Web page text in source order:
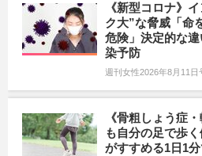
《新型コロナ》
ク大”な脅威「命
危険」決定的な
染予防
週刊女性2026年8月11日
《骨粗しょう症
も自分の足で歩
がすすめる1日1